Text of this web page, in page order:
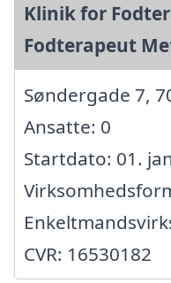
Klinik for
Fodterapeut
Søndergade 7,
Ansatte: 0
Startdato: 01.
CVR: 16530182